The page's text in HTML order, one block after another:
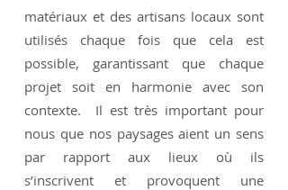
matériaux et des artisans locaux sont
utilisés chaque fois que cela est
possible, garantissant que chaque
projet soit en harmonie avec son
contexte. Il est très important pour
nous que nos paysages aient un sens
par rapport aux lieux où ils
s’inscrivent et provoquent une